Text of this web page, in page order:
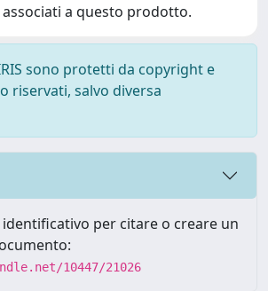
a questo prodotto.
sono protetti da copyright e
riservati, salvo diversa
per citare o creare un
10447/21026